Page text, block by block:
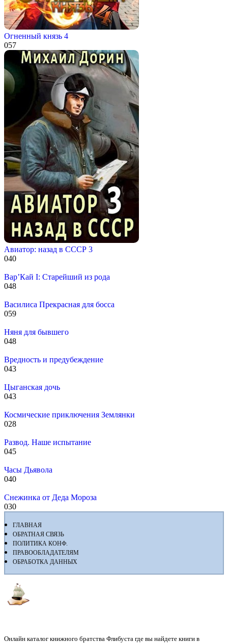
Огненный князь 4
057
Авиатор: назад в СССР 3
040
Вар’Кай I: Cтарейший из рода
048
Василиса Прекрасная для босса
059
Няня для бывшего
048
Вредность и предубеждение
043
Цыганская дочь
043
Космические приключения Землянки
028
Развод. Наше испытание
045
Часы Дьявола
040
Снежинка от Деда Мороза
030
ГЛАВНАЯ
ОБРАТНАЯ СВЯЗЬ
ПОЛИТИКА КОНФ.
ПРАВООБЛАДАТЕЛЯМ
ОБРАБОТКА ДАННЫХ
Онлайн каталог книжного братства Флибуста где вы найдете книги в